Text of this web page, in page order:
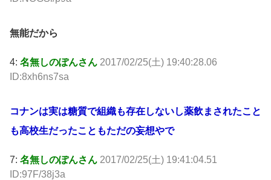
無能だから
4: 名無しのぽんさん 2017/02/25(土) 19:40:28.06
ID:8xh6ns7sa
コナンは実は糖質で組織も存在しないし薬飲まされたこと
も高校生だったこともただの妄想やで
7: 名無しのぽんさん 2017/02/25(土) 19:41:04.51
ID:97F/38j3a